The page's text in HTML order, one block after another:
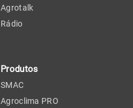
Agrotalk
Rádio
Produtos
SMAC
Agroclima PRO